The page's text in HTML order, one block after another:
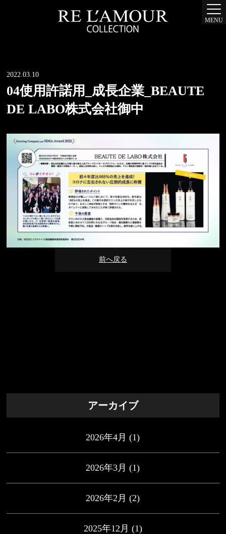
MENU
2022.03.10
04使用許諾用_成長企業_BEAUTE
DE LABO株式会社御中
前へ戻る
アーカイブ
2026年4月 (1)
2026年3月 (1)
2026年2月 (2)
2025年12月 (1)